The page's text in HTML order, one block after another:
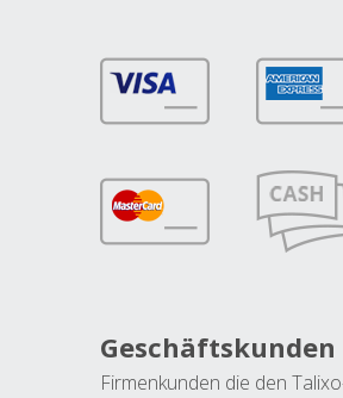
Geschäftskunden
Firmenkunden die den